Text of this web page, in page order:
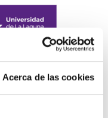
Acerca de las cookies